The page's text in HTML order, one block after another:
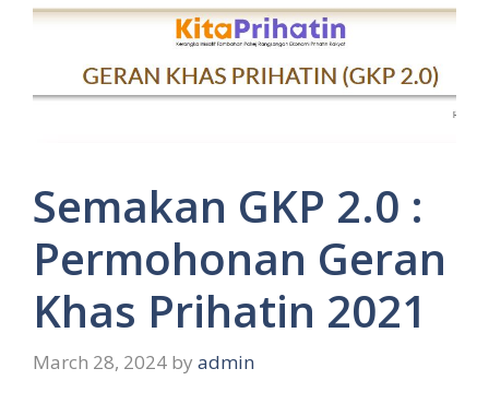
Semakan GKP 2.0 :
Permohonan Geran
Khas Prihatin 2021
March 28, 2024 by admin